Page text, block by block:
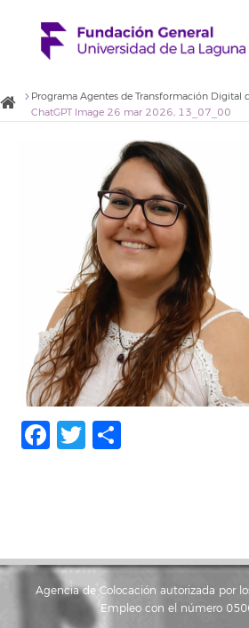
Programa Agentes de Transformación Digital
ChatGPT Image 26 mar 2026, 13_07_00
Facebook
Twitter
Agencia de Colocación autorizada por
Empleo con el número